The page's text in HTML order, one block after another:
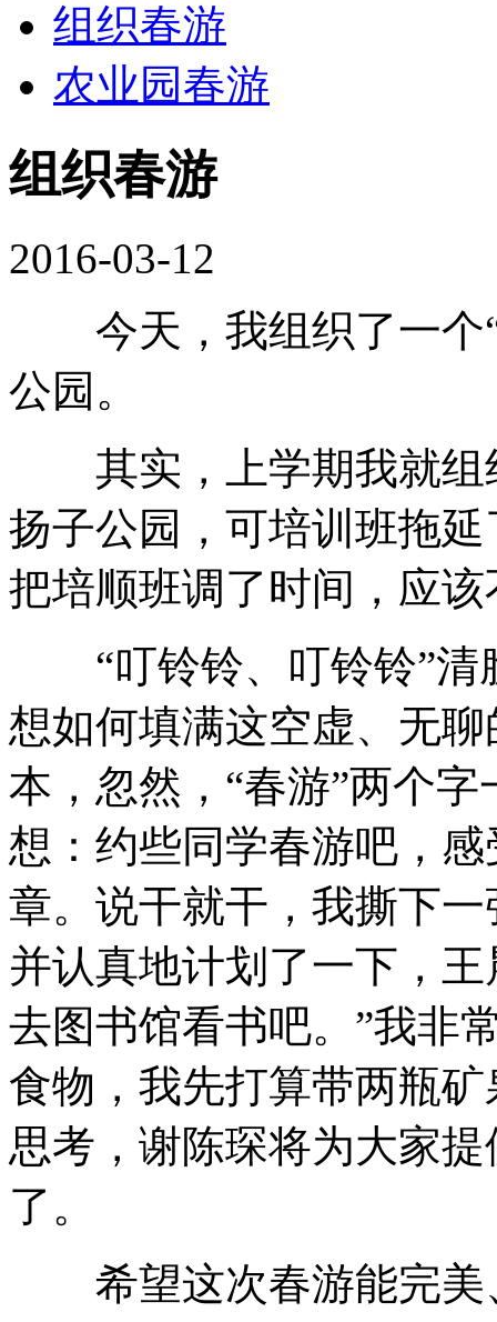
组织春游
农业园春游
组织春游
2016-03-12
今天，我组织了一个“
公园。
其实，上学期我就组
扬子公园，可培训班拖
把培顺班调了时间，应
“叮铃铃、叮铃铃”清
想如何填满这空虚、无
本，忽然，“春游”两个
想：约些同学春游吧，
章。说干就干，我撕下
并认真地计划了一下，
去图书馆看书吧。”我非
食物，我先打算带两瓶
思考，谢陈琛将为大家
了。
希望这次春游能完美